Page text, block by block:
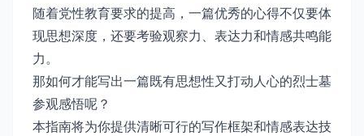
随着党性教育要求的提高，一篇优秀的心得不仅要体
现思想深度，还要考验观察力、表达力和情感共鸣能
力。
那如何才能写出一篇既有思想性又打动人心的烈士墓
参观感悟呢？
本指南将为你提供清晰可行的写作框架和情感表达技